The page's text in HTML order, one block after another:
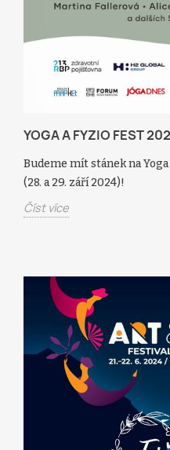
YOGA A FYZIO FEST
Budeme mít stánek na
(28. a 29. září 2024)!
Číst více